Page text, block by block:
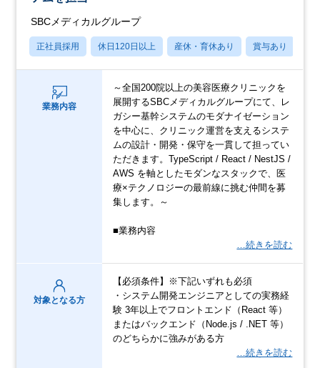
SBCメディカルグループ
正社員採用 休日120日以上 産休・育休あり 賞与あり
業務内容
～全国200院以上の美容医療クリニックを
展開するSBCメディカルグループにて、レ
ガシー基幹システムのモダナイゼーション
を中心に、クリニック運営を支えるシステ
ムの設計・開発・保守を一貫して担ってい
ただきます。TypeScript / React / NestJS /
AWS を軸としたモダンなスタックで、医
療×テクノロジーの最前線に挑む仲間を募
集します。～
■業務内容
…続きを読む
対象となる方
【必須条件】※下記いずれも必須
・システム開発エンジニアとしての実務経
験 3年以上でフロントエンド（React 等）
またはバックエンド（Node.js / .NET 等）
のどちらかに強みがある方
…続きを読む